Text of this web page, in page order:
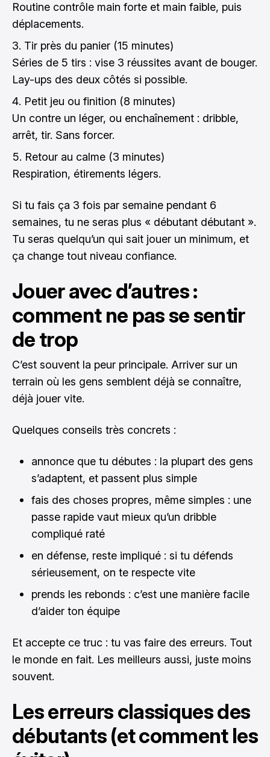
Routine contrôle main forte et main faible, puis
déplacements.
Tir près du panier (15 minutes)
Séries de 5 tirs : vise 3 réussites avant de bouger.
Lay-ups des deux côtés si possible.
Petit jeu ou finition (8 minutes)
Un contre un léger, ou enchaînement : dribble,
arrêt, tir. Sans forcer.
Retour au calme (3 minutes)
Respiration, étirements légers.
Si tu fais ça 3 fois par semaine pendant 6
semaines, tu ne seras plus « débutant débutant ».
Tu seras quelqu’un qui sait jouer un minimum, et
ça change tout niveau confiance.
Jouer avec d’autres :
comment ne pas se sentir
de trop
C’est souvent la peur principale. Arriver sur un
terrain où les gens semblent déjà se connaître,
déjà jouer vite.
Quelques conseils très concrets :
annonce que tu débutes : la plupart des gens
s’adaptent, et passent plus simple
fais des choses propres, même simples : une
passe rapide vaut mieux qu’un dribble
compliqué raté
en défense, reste impliqué : si tu défends
sérieusement, on te respecte vite
prends les rebonds : c’est une manière facile
d’aider ton équipe
Et accepte ce truc : tu vas faire des erreurs. Tout
le monde en fait. Les meilleurs aussi, juste moins
souvent.
Les erreurs classiques des
débutants (et comment les